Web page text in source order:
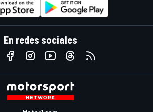
En redes sociales